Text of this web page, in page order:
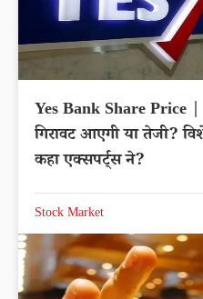
Yes Bank Share
गिरावट आएगी या तेजी?
कहा एक्सपर्ट्स ने?
Stock Market